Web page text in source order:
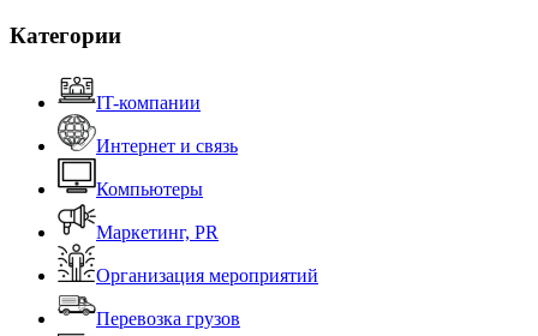
Категории
IT-компании
Интернет и связь
Компьютеры
Маркетинг, PR
Организация мероприятий
Перевозка грузов